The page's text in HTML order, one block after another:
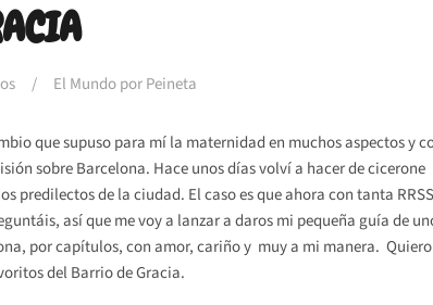
El Mundo por Peineta
que supuso para mí la maternidad en muchos aspectos y
sobre Barcelona. Hace unos días volví a hacer de cicerone
predilectos de la ciudad. El caso es que ahora con tanta RRSS
así que me voy a lanzar a daros mi pequeña guía de
por capítulos, con amor, cariño y muy a mi manera. Quiero
del Barrio de Gracia.